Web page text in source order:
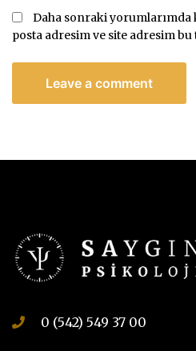
Daha sonraki yorumlarımda
posta adresim ve site adresim bu
0 (542) 549 37 00